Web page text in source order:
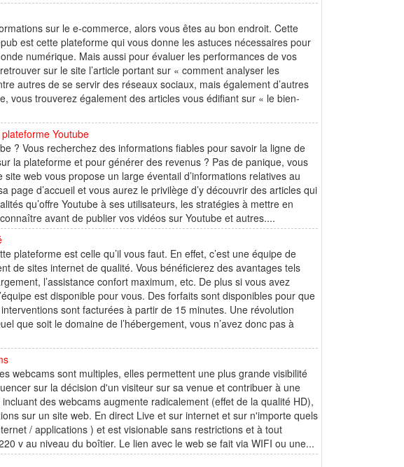
sur le e-commerce, alors vous êtes au bon endroit. Cette
est cette plateforme qui vous donne les astuces nécessaires pour
numérique. Mais aussi pour évaluer les performances de vos
sur le site l’article portant sur « comment analyser les
autres de se servir des réseaux sociaux, mais également d’autres
vous trouverez également des articles vous édifiant sur « le bien-
Youtube
? Vous recherchez des informations fiables pour savoir la ligne de
la plateforme et pour générer des revenus ? Pas de panique, vous
web vous propose un large éventail d’informations relatives au
page d’accueil et vous aurez le privilège d’y découvrir des articles qui
qu’offre Youtube à ses utilisateurs, les stratégies à mettre en
avant de publier vos vidéos sur Youtube et autres....
plateforme est celle qu’il vous faut. En effet, c’est une équipe de
de sites internet de qualité. Vous bénéficierez des avantages tels
l’assistance confort maximum, etc. De plus si vous avez
est disponible pour vous. Des forfaits sont disponibles pour que
sont facturées à partir de 15 minutes. Une révolution
que soit le domaine de l’hébergement, vous n’avez donc pas à
webcams sont multiples, elles permettent une plus grande visibilité
sur la décision d'un visiteur sur sa venue et contribuer à une
des webcams augmente radicalement (effet de la qualité HD),
sur un site web. En direct Live et sur internet et sur n'importe quels
/ applications ) et est visionable sans restrictions et à tout
v au niveau du boîtier. Le lien avec le web se fait via WIFI ou une...